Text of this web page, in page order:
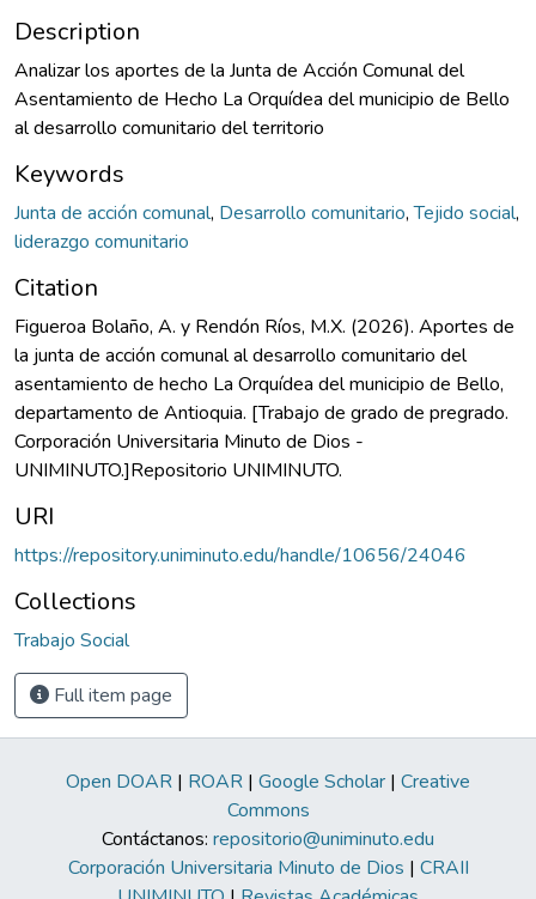
Description
Analizar los aportes de la Junta de Acción Comunal del
Asentamiento de Hecho La Orquídea del municipio de Bello
al desarrollo comunitario del territorio
Keywords
Junta de acción comunal, Desarrollo comunitario,Tejido social,
liderazgo comunitario
Citation
Figueroa Bolaño, A. y Rendón Ríos, M.X. (2026). Aportes de
la junta de acción comunal al desarrollo comunitario del
asentamiento de hecho La Orquídea del municipio de Bello,
departamento de Antioquia. [Trabajo de grado de pregrado.
Corporación Universitaria Minuto de Dios -
UNIMINUTO.]Repositorio UNIMINUTO.
URI
https://repository.uniminuto.edu/handle/10656/24046
Collections
Trabajo Social
Full item page
Open DOAR | ROAR | Google Scholar | Creative
Commons
Contáctanos: repositorio@uniminuto.edu
Corporación Universitaria Minuto de Dios | CRAII